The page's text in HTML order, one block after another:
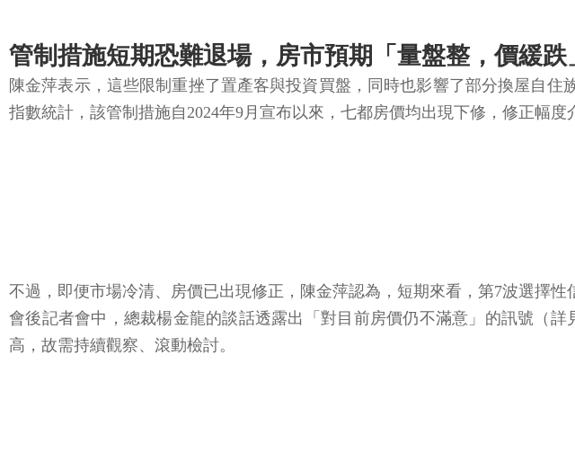
管制措施短期恐難退場，房市預期「量盤整，價緩跌
陳金萍表示，這些限制重挫了置產客與投資買盤，同時也影響了部分換屋自
指數統計，該管制措施自2024年9月宣布以來，七都房價均出現下修，修正幅
不過，即便市場冷清、房價已出現修正，陳金萍認為，短期來看，第7波選擇
會後記者會中，總裁楊金龍的談話透露出「對目前房價仍不滿意」的訊號（
高，故需持續觀察、滾動檢討。